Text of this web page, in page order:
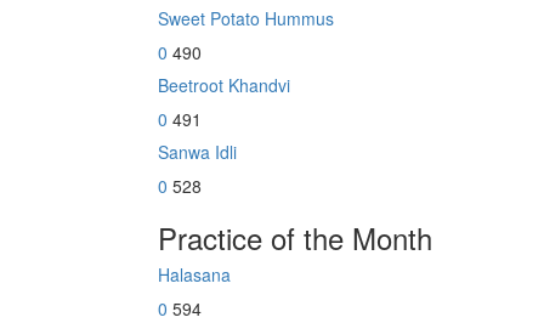
Sweet Potato Hummus
0 490
Beetroot Khandvi
0 491
Sanwa Idli
0 528
Practice of the Month
Halasana
0 594